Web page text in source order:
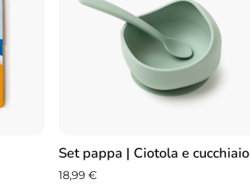
Set pappa | Ciotola e cucchiaio
18,99 €